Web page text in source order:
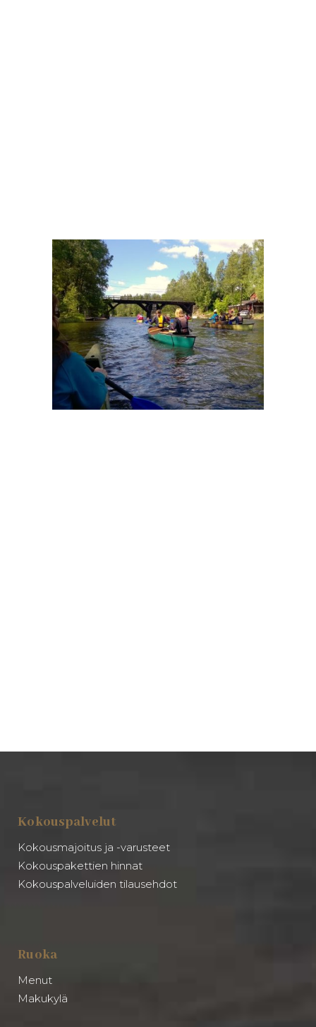
Kokouspalvelut
Kokousmajoitus ja -varusteet
Kokouspakettien hinnat
Kokouspalveluiden tilausehdot
Ruoka
Menut
Makukylä